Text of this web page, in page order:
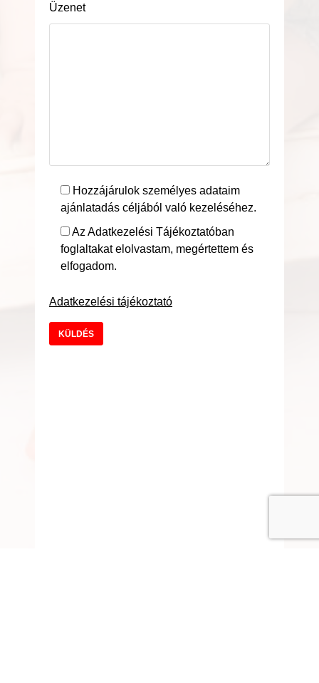
Üzenet
Hozzájárulok személyes adataim
ajánlatadás céljából való kezeléséhez.
Az Adatkezelési Tájékoztatóban
foglaltakat elolvastam, megértettem és
elfogadom.
Adatkezelési tájékoztató